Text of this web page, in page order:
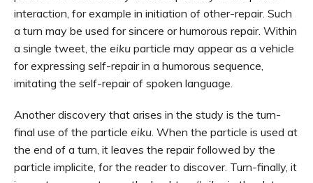
interaction, for example in initiation of other-repair. Such
a turn may be used for sincere or humorous repair. Within
a single tweet, the eiku particle may appear as a vehicle
for expressing self-repair in a humorous sequence,
imitating the self-repair of spoken language.
Another discovery that arises in the study is the turn-
final use of the particle eiku. When the particle is used at
the end of a turn, it leaves the repair followed by the
particle implicite, for the reader to discover. Turn-finally, it